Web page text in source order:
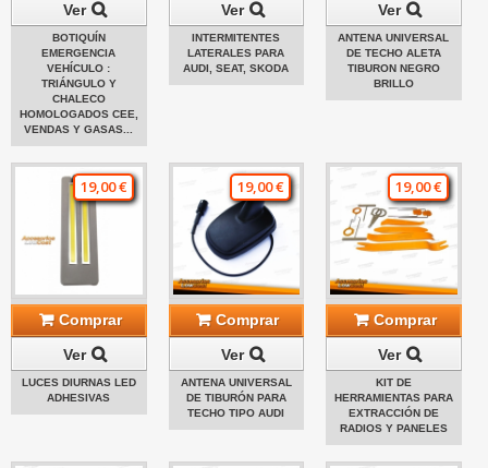
Ver
BOTIQUÍN
EMERGENCIA
VEHÍCULO :
TRIÁNGULO Y
CHALECO
HOMOLOGADOS CEE,
VENDAS Y GASAS...
Ver
INTERMITENTES
LATERALES PARA
AUDI, SEAT, SKODA
Ver
ANTENA UNIVERSAL
DE TECHO ALETA
TIBURON NEGRO
BRILLO
19,00 €
Comprar
Ver
LUCES DIURNAS LED
ADHESIVAS
19,00 €
Comprar
Ver
ANTENA UNIVERSAL
DE TIBURÓN PARA
TECHO TIPO AUDI
19,00 €
Comprar
Ver
KIT DE
HERRAMIENTAS PARA
EXTRACCIÓN DE
RADIOS Y PANELES